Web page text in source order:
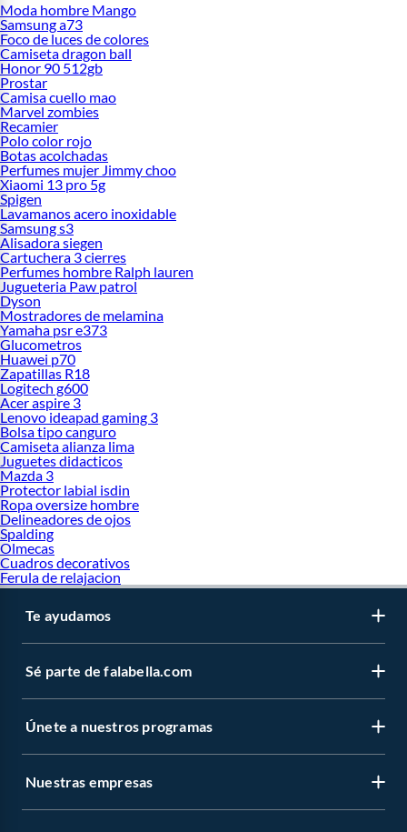
Moda hombre Mango
Samsung a73
Foco de luces de colores
Camiseta dragon ball
Honor 90 512gb
Prostar
Camisa cuello mao
Marvel zombies
Recamier
Polo color rojo
Botas acolchadas
Perfumes mujer Jimmy choo
Xiaomi 13 pro 5g
Spigen
Lavamanos acero inoxidable
Samsung s3
Alisadora siegen
Cartuchera 3 cierres
Perfumes hombre Ralph lauren
Jugueteria Paw patrol
Dyson
Mostradores de melamina
Yamaha psr e373
Glucometros
Huawei p70
Zapatillas R18
Logitech g600
Acer aspire 3
Lenovo ideapad gaming 3
Bolsa tipo canguro
Camiseta alianza lima
Juguetes didacticos
Mazda 3
Protector labial isdin
Ropa oversize hombre
Delineadores de ojos
Spalding
Olmecas
Cuadros decorativos
Ferula de relajacion
Te ayudamos
Sé parte de falabella.com
Únete a nuestros programas
Nuestras empresas